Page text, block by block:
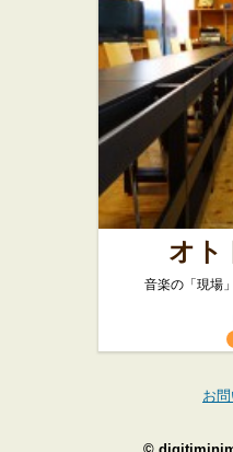
オト
音楽の「現場
お